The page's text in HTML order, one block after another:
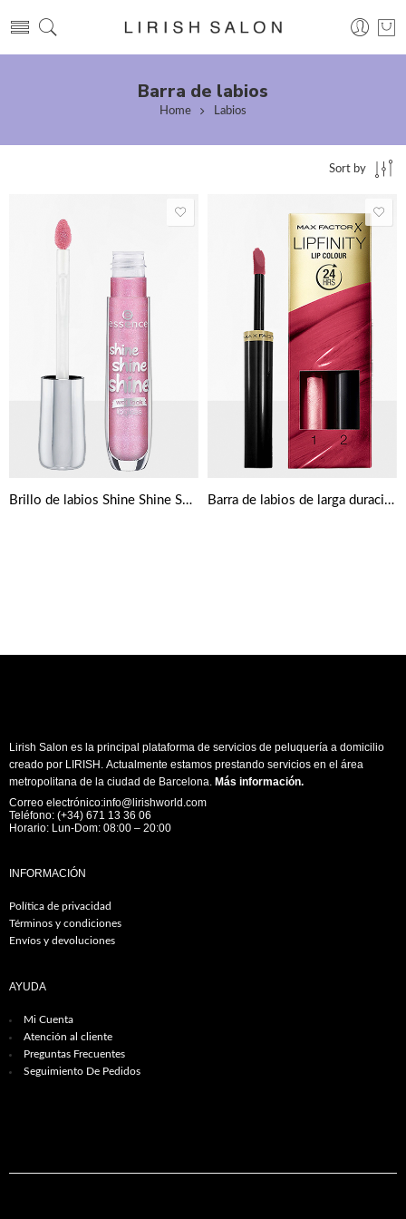
Barra de labios
Home Labios
Sort by
Brillo de labios Shine Shine Shine de Essence Barra de labios de larga duración con bálsamo Max Factor Lipfinity
Lirish Salon es la principal plataforma de servicios de peluquería a domicilio
creado por LIRISH. Actualmente estamos prestando servicios en el área
metropolitana de la ciudad de Barcelona. Más información.
Correo electrónico:info@lirishworld.com
Teléfono: (+34) 671 13 36 06
Horario: Lun-Dom: 08:00 – 20:00
INFORMACIÓN
Política de privacidad
Términos y condiciones
Envíos y devoluciones
AYUDA
Mi Cuenta
Atención al cliente
Preguntas Frecuentes
Seguimiento De Pedidos